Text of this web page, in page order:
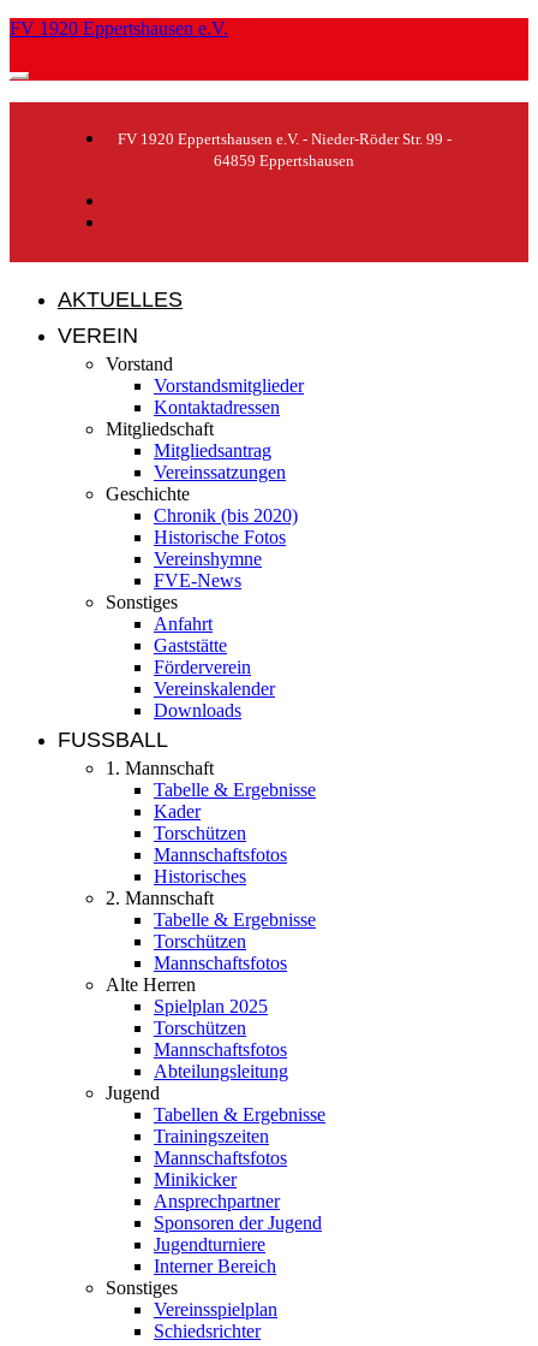
FV 1920 Eppertshausen e.V.
FV 1920 Eppertshausen e.V. - Nieder-Röder Str. 99 -
64859 Eppertshausen
AKTUELLES
VEREIN
Vorstand
Vorstandsmitglieder
Kontaktadressen
Mitgliedschaft
Mitgliedsantrag
Vereinssatzungen
Geschichte
Chronik (bis 2020)
Historische Fotos
Vereinshymne
FVE-News
Sonstiges
Anfahrt
Gaststätte
Förderverein
Vereinskalender
Downloads
FUSSBALL
1. Mannschaft
Tabelle & Ergebnisse
Kader
Torschützen
Mannschaftsfotos
Historisches
2. Mannschaft
Tabelle & Ergebnisse
Torschützen
Mannschaftsfotos
Alte Herren
Spielplan 2025
Torschützen
Mannschaftsfotos
Abteilungsleitung
Jugend
Tabellen & Ergebnisse
Trainingszeiten
Mannschaftsfotos
Minikicker
Ansprechpartner
Sponsoren der Jugend
Jugendturniere
Interner Bereich
Sonstiges
Vereinsspielplan
Schiedsrichter